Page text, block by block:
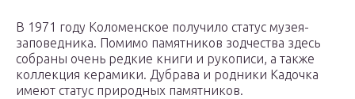
В 1971 году Коломенское получило статус музея-
заповедника. Помимо памятников зодчества здесь
собраны очень редкие книги и рукописи, а также
коллекция керамики. Дубрава и родники Кадочка
имеют статус природных памятников.